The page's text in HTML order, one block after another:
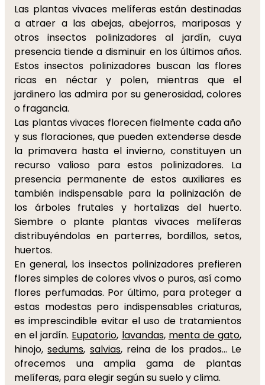
Las plantas vivaces melíferas están destinadas
a atraer a las abejas, abejorros, mariposas y
otros insectos polinizadores al jardín, cuya
presencia tiende a disminuir en los últimos años.
Estos insectos polinizadores buscan las flores
ricas en néctar y polen, mientras que el
jardinero las admira por su generosidad, colores
o fragancia.
Las plantas vivaces florecen fielmente cada año
y sus floraciones, que pueden extenderse desde
la primavera hasta el invierno, constituyen un
recurso valioso para estos polinizadores. La
presencia permanente de estos auxiliares es
también indispensable para la polinización de
los árboles frutales y hortalizas del huerto.
Siembre o plante plantas vivaces melíferas
distribuyéndolas en parterres, bordillos, setos,
huertos.
En general, los insectos polinizadores prefieren
flores simples de colores vivos o puros, así como
flores perfumadas. Por último, para proteger a
estas modestas pero indispensables criaturas,
es imprescindible evitar el uso de tratamientos
en el jardín. Eupatorio, lavandas, menta de gato,
hinojo,sedums, salvias, reina de los prados... Le
ofrecemos una amplia gama de plantas
melíferas, para elegir según su suelo y clima.